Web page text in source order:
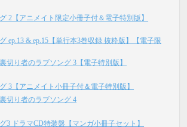
2【アニメイト限定小冊子付＆電子特別版】
ep.13 & ep.15【単行本3巻収録 抜粋版】【電子限
裏切り者のラブソング 3【電子特別版】
3【アニメイト小冊子付＆電子特別版】
裏切り者のラブソング 4
3 ドラマCD特装盤【マンガ小冊子セット】